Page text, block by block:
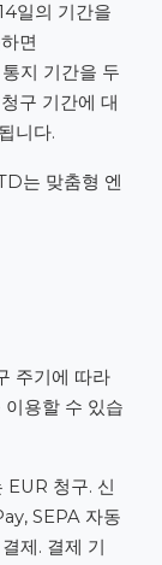
일의 기간을
면
지 기간을 두
구 기간에 대
니다.
는 맞춤형 엔
주기에 따라
용할 수 있습
청구. 신
SEPA 자동
제. 결제 기